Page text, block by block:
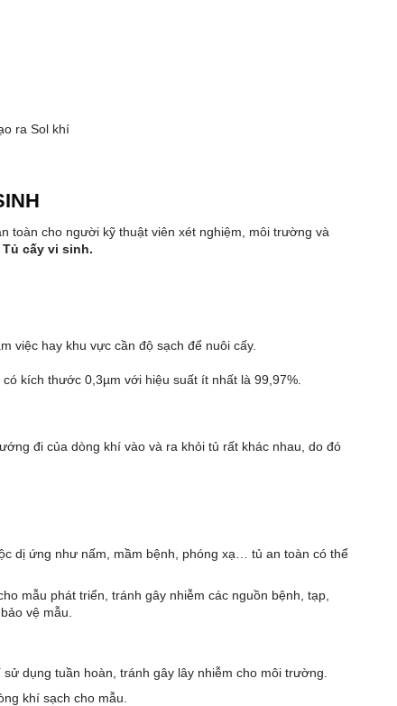
ra Sol khí
toàn cho người kỹ thuật viên xét nghiệm, môi trường và
cấy vi sinh.
việc hay khu vực cần độ sạch để nuôi cấy.
kích thước 0,3µm với hiệu suất ít nhất là 99,97%.
đi của dòng khí vào và ra khỏi tủ rất khác nhau, do đó
dị ứng như nấm, mầm bệnh, phóng xạ… tủ an toàn có thể
mẫu phát triển, tránh gây nhiễm các nguồn bệnh, tạp,
vệ mẫu.
dụng tuần hoàn, tránh gây lây nhiễm cho môi trường.
khí sạch cho mẫu.